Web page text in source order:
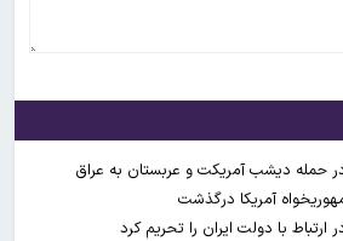
آمریکا درگذشت